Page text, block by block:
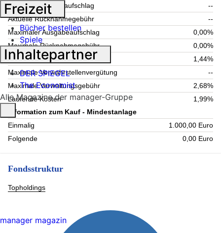
Aktueller Ausgabeaufschlag
--
Aktuelle Rücknahmegebühr
--
Maximaler Ausgabeaufschlag
0,00%
Maximale Rücknahmegebühr
0,00%
Aktuelle Verwaltungsgebühr
1,44%
Maximale Verwahrstellenvergütung
--
Maximale Verwaltungsgebühr
2,68%
Laufende Kosten
1,99%
Information zum Kauf - Mindestanlage
Einmalig
1.000,00 Euro
Folgende
0,00 Euro
Fondsstruktur
Topholdings
Freizeit
Bücher bestellen
Spiele
Inhaltepartner
DER SPIEGEL
The Economist
Alle Magazine der manager-Gruppe
manager magazin